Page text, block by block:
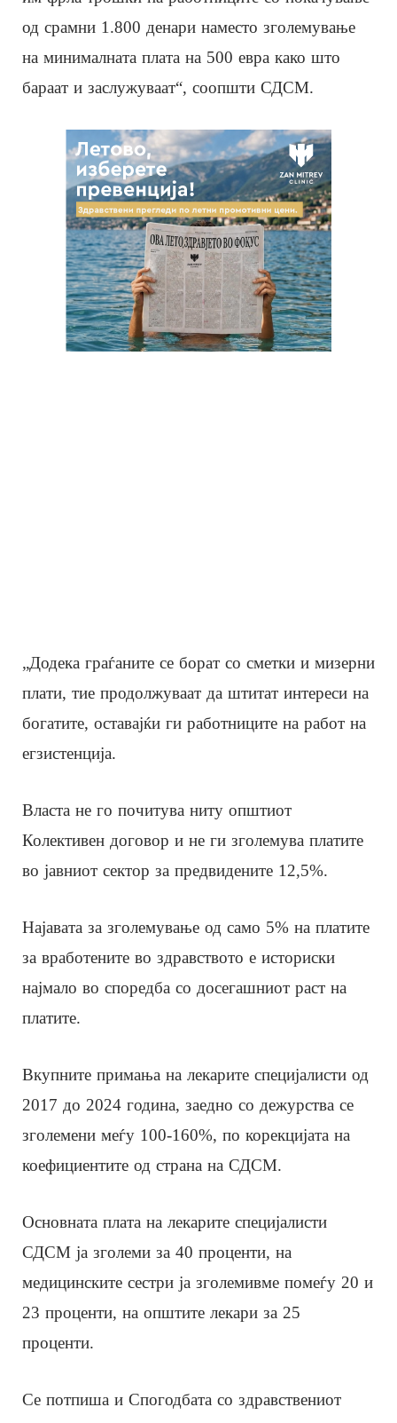
од срамни 1.800 денари наместо зголемување
на минималната плата на 500 евра како што
бараат и заслужуваат“, соопшти СДСМ.
„Додека граѓаните се борат со сметки и мизерни
плати, тие продолжуваат да штитат интереси на
богатите, оставајќи ги работниците на работ на
егзистенција.
Власта не го почитува ниту општиот
Колективен договор и не ги зголемува платите
во јавниот сектор за предвидените 12,5%.
Најавата за зголемување од само 5% на платите
за вработените во здравството е историски
најмало во споредба со досегашниот раст на
платите.
Вкупните примања на лекарите специјалисти од
2017 до 2024 година, заедно со дежурства се
зголемени меѓу 100-160%, по корекцијата на
коефициентите од страна на СДСМ.
Основната плата на лекарите специјалисти
СДСМ ја зголеми за 40 проценти, на
медицинските сестри ја зголемивме помеѓу 20 и
23 проценти, на општите лекари за 25
проценти.
Се потпиша и Спогодбата со здравствениот